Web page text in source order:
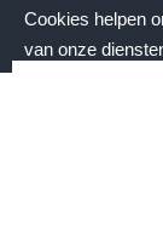
Cookies helpen
van onze
zaterdag 8
Welkom bij